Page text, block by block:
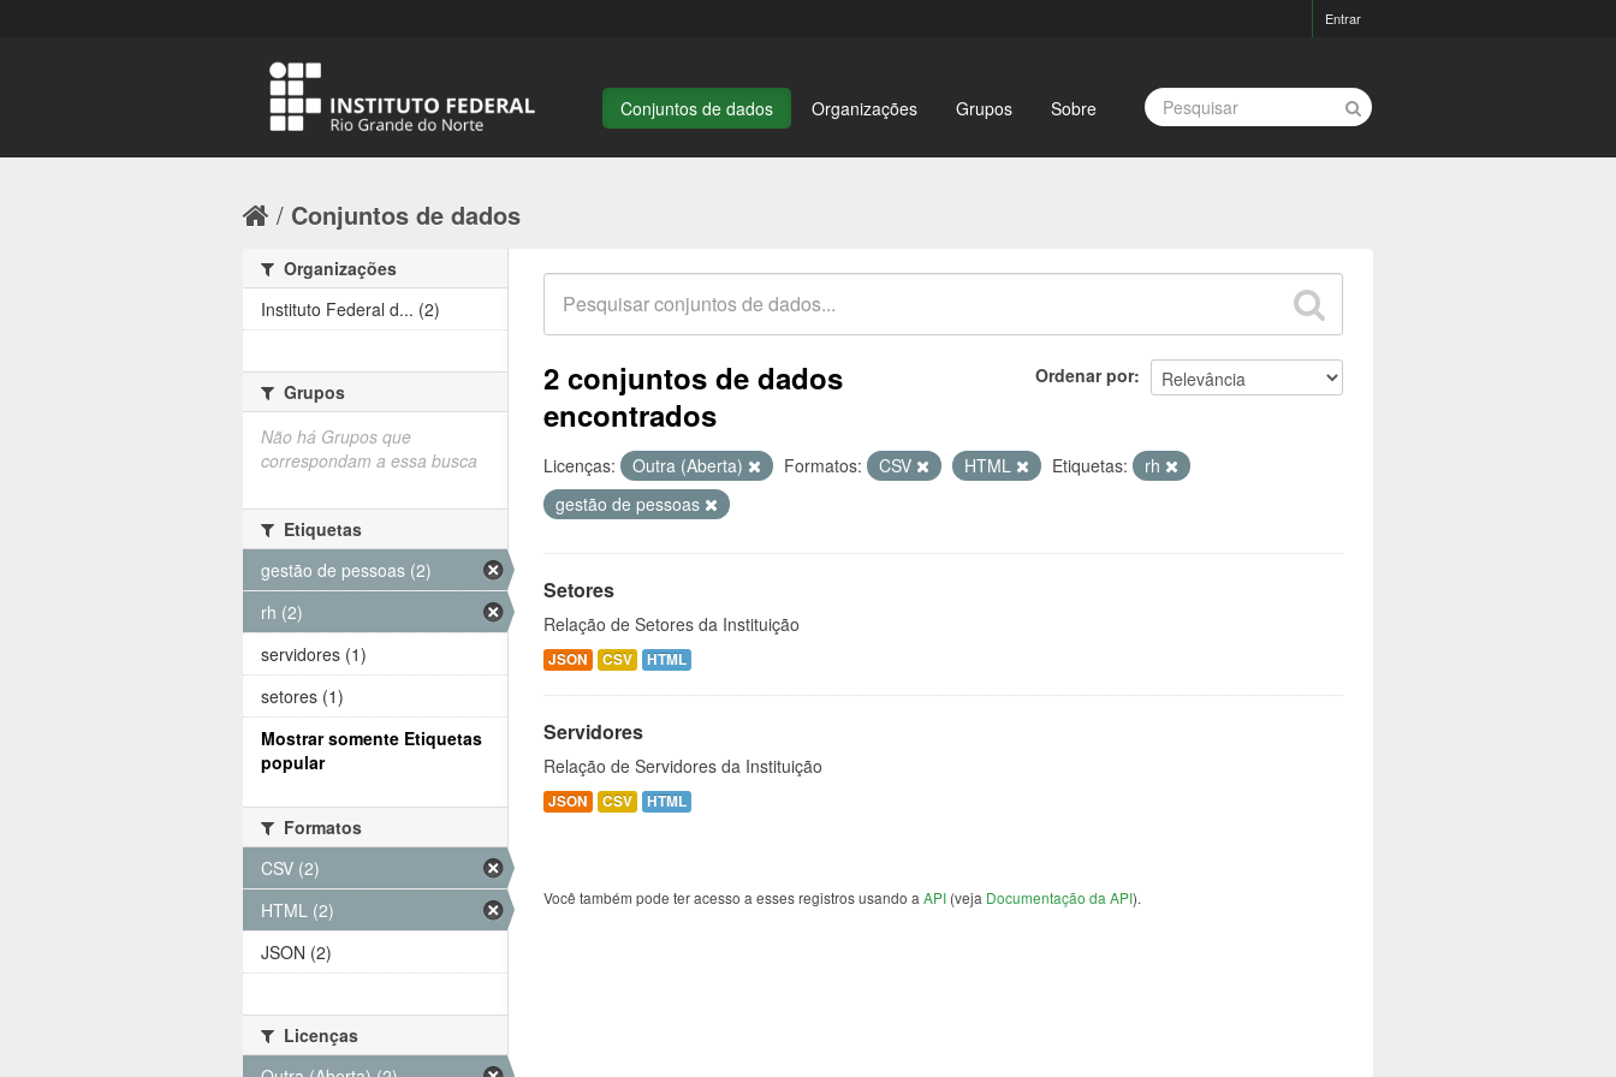
Entrar
Conjuntos de dados Organizações Grupos Sobre
Conjuntos de dados
Ordenar por
2 conjuntos de dados
encontrados
Licenças: Outra (Aberta) Formatos: CSV HTML Etiquetas:
rh
gestão de pessoas
Setores
Relação de Setores da Instituição
JSON CSV HTML
Servidores
Relação de Servidores da Instituição
JSON CSV HTML
Você também pode ter acesso a esses registros usando a API (veja Documentação da API).
Organizações
Instituto Federal d... (2)
Grupos
Não há Grupos que
correspondam a essa busca
Etiquetas
gestão de pessoas (2)
rh (2)
servidores (1)
setores (1)
Mostrar somente Etiquetas
popular
Formatos
CSV (2)
HTML (2)
JSON (2)
Licenças